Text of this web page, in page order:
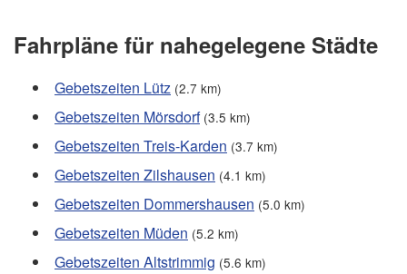
Fahrpläne für nahegelegene Städte
Gebetszeiten Lütz (2.7 km)
Gebetszeiten Mörsdorf (3.5 km)
Gebetszeiten Treis-Karden (3.7 km)
Gebetszeiten Zilshausen (4.1 km)
Gebetszeiten Dommershausen (5.0 km)
Gebetszeiten Müden (5.2 km)
Gebetszeiten Altstrimmig (5.6 km)